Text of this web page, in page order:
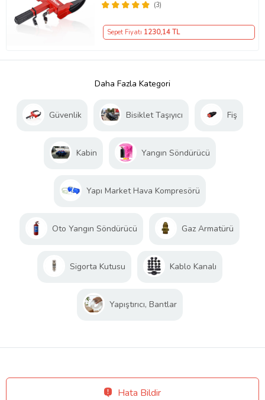
(3)
Sepet Fiyatı 1230,14 TL
Daha Fazla Kategori
Güvenlik Bisiklet Taşıyıcı Fiş
Kabin Yangın Söndürücü
Yapı Market Hava Kompresörü
Oto Yangın Söndürücü Gaz Armatürü
Sigorta Kutusu Kablo Kanalı
Yapıştırıcı, Bantlar
Hata Bildir